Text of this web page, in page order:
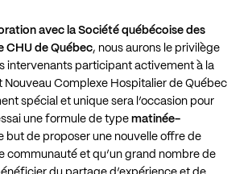
avec la Société québécoise des
CHU de Québec, nous aurons le privilège
intervenants participant activement à la
Nouveau Complexe Hospitalier de Québec
spécial et unique sera l’occasion pour
une formule de type matinée-
but de proposer une nouvelle offre de
communauté et qu’un grand nombre de